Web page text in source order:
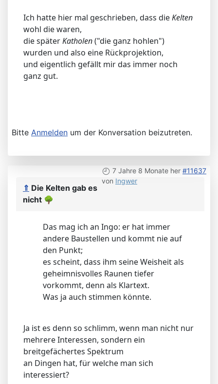
Ich hatte hier mal geschrieben, dass dieKelten
wohl die waren,
die späterKatholen("die ganz hohlen")
wurden und also eine Rückprojektion,
und eigentlich gefällt mir das immer noch
ganz gut.
Bitte Anmelden um der Konversation beizutreten.
7 Jahre 8 Monate her #11637
von Ingwer
⇑ Die Kelten gab es
nicht 🌳
Das mag ich an Ingo: er hat immer
andere Baustellen und kommt nie auf
den Punkt;
es scheint, dass ihm seine Weisheit als
geheimnisvolles Raunen tiefer
vorkommt, denn als Klartext.
Was ja auch stimmen könnte.
Ja ist es denn so schlimm, wenn man nicht nur
mehrere Interessen, sondern ein
breitgefächertes Spektrum
an Dingen hat, für welche man sich
interessiert?